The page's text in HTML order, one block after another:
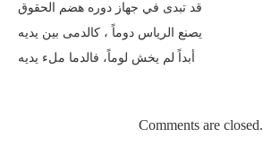
قد تبدى في جهاز دوره هضم الحقوق
يصنع الرياس دوماً ، كالدمى بين يديه
أبداً لم يخش لوماً، فالدما ملء يديه
Comments are closed.